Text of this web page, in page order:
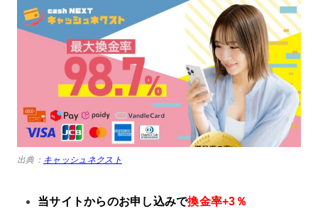
出典： キャッシュネクスト
当サイトからのお申し込みで換金率+3％